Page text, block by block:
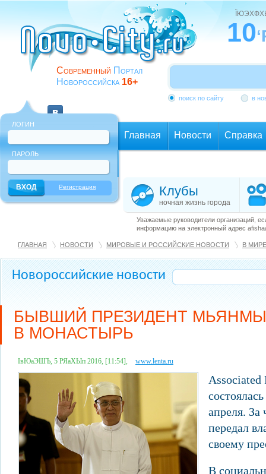
Современный Портал
Новороссийска 16+
10
поиск по сайту в
ЛОГИН
ПАРОЛЬ
Регистрация
Главная Новости Справка
Клубы
ночная жизнь города
Уважаемые руководители организаций,
информацию на электронный адрес
ГЛАВНАЯ НОВОСТИ МИРОВЫЕ И РОССИЙСКИЕ НОВОСТИ В МИРЕ
Новороссийские новости
БЫВШИЙ ПРЕЗИДЕНТ
В МОНАСТЫРЬ
ІвЮаЭШЪ, 5 РЯаХЫп 2016, [11:54], www.lenta.ru
Associated
апреля. За
передал
своему
В